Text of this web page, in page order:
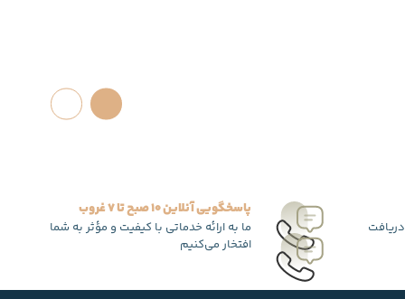
پاسخگویی آنلاین 10 صبح تا 7 غروب
ما به ارائه خدماتی با کیفیت و مؤثر به شما
افتخار می‌کنیم